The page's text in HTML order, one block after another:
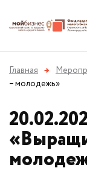
Главная →
– молодежь»